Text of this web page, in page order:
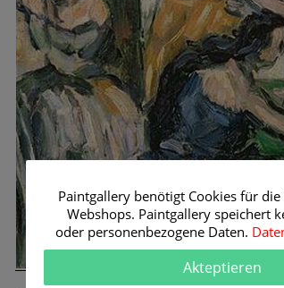
53 cm
Paintgallery benötigt Cookies für
Webshops. Paintgallery speichert
oder personenbezogene Daten.
Akteptieren